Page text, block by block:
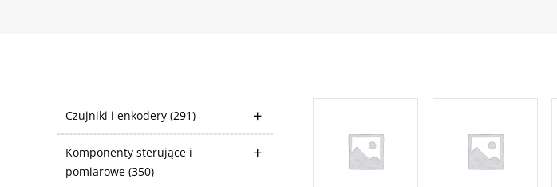
Czujniki i enkodery (291)
Komponenty sterujące i
pomiarowe (350)